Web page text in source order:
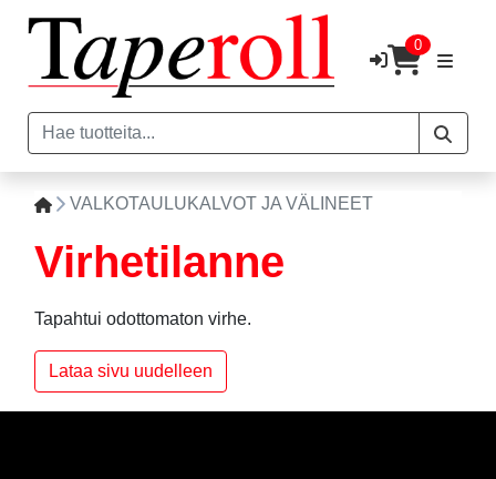
0
VALKOTAULUKALVOT JA VÄLINEET
Virhetilanne
Tapahtui odottomaton virhe.
Lataa sivu uudelleen